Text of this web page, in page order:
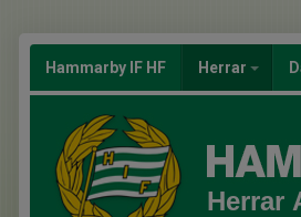
Hammarby IF HF Herrar
Herrar